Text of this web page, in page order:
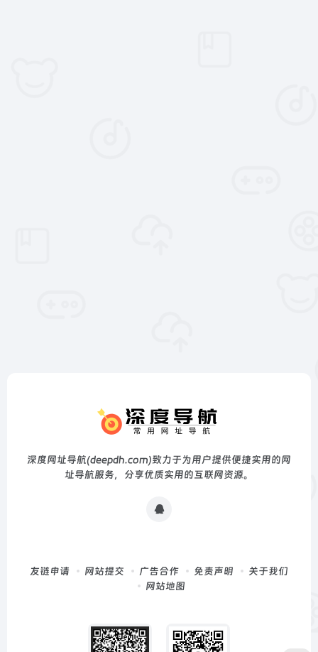
深度网址导航(deepdh.com)致力于为用户提供便捷实用的网
址导航服务，分享优质实用的互联网资源。
友链申请 网站提交 广告合作 免责声明
关于我们
网站地图